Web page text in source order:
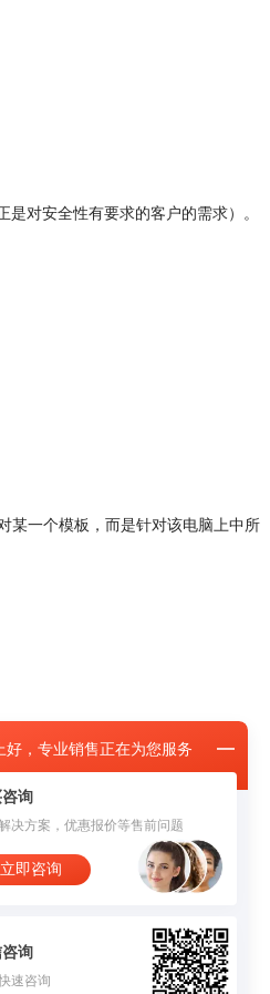
好， 专业销售正在为您服务
询
决方案，优惠报价等售前问题
立即咨询
询
速咨询
对安全性有要求的客户的需求）。
某一个模板，而是针对该电脑上中所